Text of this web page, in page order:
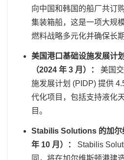
向中国和韩国的船厂共订
集装箱船，这是一项大规
燃料战略多元化并确保长期
美国港口基础设施发展计
（2024 年 3 月）：
美国
施发展计划 (PIDP) 提供
代化项目，包括支持液化
目。
Stabilis Solutions 的加尔
年 10 月）：
Stabilis